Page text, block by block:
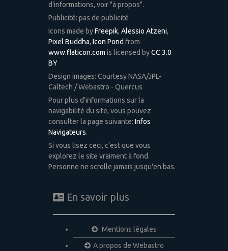
d'informations, voir "à propos".
Publicité: pas de publicité
Icons made byFreepik, Alessio Atzeni,
Pixel Buddha, Icon Pond from
www.flaticon.com is licensed byCC 3.0
BY
Design images: Courtesy NASA/JPL-
Caltech / Webastro - Quercus
Pour plus d'informations sur la
navigabilité du site, vous pouvez
consulter la page suivante: Infos
Navigateurs.
Si vous lisez ceci, c'est que vous
explorez le site vraiment à fond.
Personne ne scrolle jamais jusqu'en bas.
En savoir plus
Mentions légales
A propos de Webastro